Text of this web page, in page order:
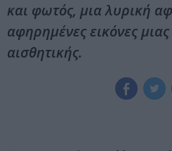
και φωτός, μια λυρική
αφηρημένες εικόνες
αισθητικής.